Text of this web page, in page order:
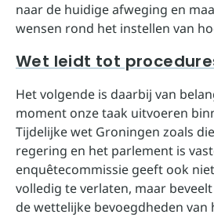
naar de huidige afweging en
wensen rond het instellen van
Wet leidt tot
Het volgende is daarbij van
moment onze taak uitvoeren
Tijdelijke wet Groningen zoals
regering en het parlement is
enquêtecommissie geeft ook
volledig te verlaten, maar
de wettelijke bevoegdheden van